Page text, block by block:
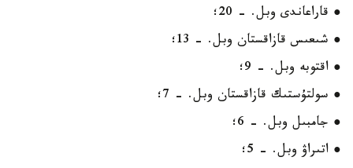
● قاراعاندى وبل. - 20؛
● شىعىس قازاقستان وبل. - 13؛
● اقتوبە وبل. - 9؛
● سولتۇستىك قازاقستان وبل. - 7؛
● جامبىل وبل. - 6؛
● اتىراۋ وبل. - 5؛